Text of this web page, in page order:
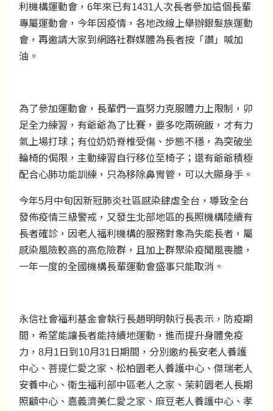
利機構運動會，6年來已有1431人次長者參加這個長輩
專屬運動會，今年因疫情，各地改線上舉辦銀髮族運動
會，再邀請大家到網路社群媒體為長者按「讚」喊加
油。
為了參加運動會，長輩們一直努力克服體力上限制，卯
足全力練習，有爺爺為了比賽，要多吃兩碗飯，才有力
氣上場打球；有位奶奶脊椎受傷、步態不穩，為突破坐
輪椅的侷限，主動練習自行移位至椅子；還有爺爺積極
配合心肺功能訓練，只為移除鼻胃管，可以大顯身手。
今年5月中旬因新冠肺炎社區感染肆虐全台，導致全台
發佈疫情三級警戒，又發生北部地區的長照機構陸續有
長者確診，因老人福利機構的服務對象為失能長者，屬
感染風險較高的高危險群，且加上群聚染疫聞風喪膽，
一年一度的全國機構長輩運動會盛事只能取消。
永信社會福利基金會執行長趙明明執行長表示，防疫期
間，希望能讓長者能持續地運動，進而提升身體免疫
力，8月1日到10月31日期間，分別邀約長安老人養護
中心、菩提仁愛之家、松柏園老人養護中心、傑瑞老人
安養中心、衛生福利部中區老人之家、茉莉園老人長期
照顧中心、嘉義濟美仁愛之家、麻豆老人養護中心、孝